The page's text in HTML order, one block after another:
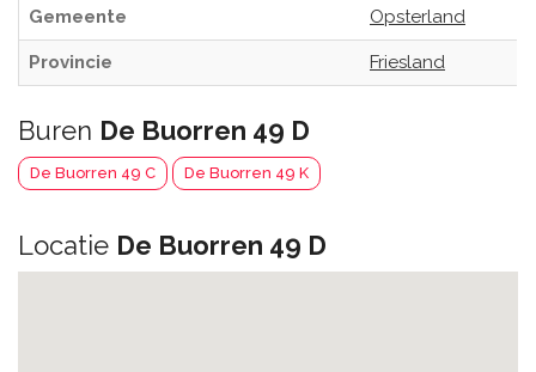
Gemeente Opsterland
Provincie Friesland
Buren De Buorren 49 D
De Buorren 49 C De Buorren 49 K
Locatie De Buorren 49 D